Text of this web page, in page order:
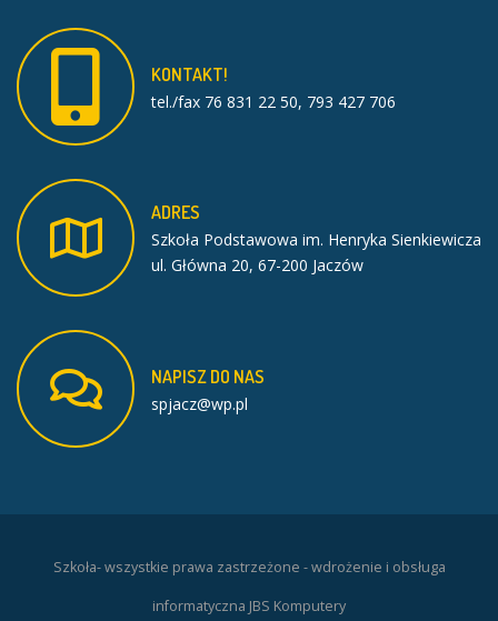
KONTAKT!
tel./fax 76 831 22 50, 793 427 706
ADRES
Szkoła Podstawowa im. Henryka Sienkiewicza
ul. Główna 20, 67-200 Jaczów
NAPISZDO NAS
spjacz@wp.pl
Szkoła- wszystkie prawa zastrzeżone - wdrożenie i obsługa
informatyczna JBS Komputery